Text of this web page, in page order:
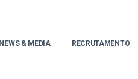
NEWS & MEDIA RECRUTAMENTO